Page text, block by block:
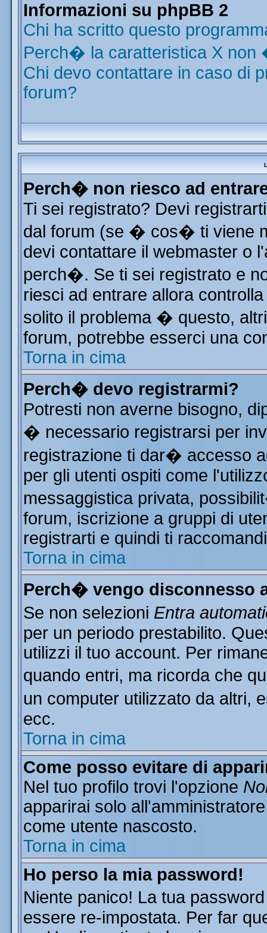
Informazioni su phpBB 2
Chi ha scritto questo
Perch� la caratteristica X non
Chi devo contattare in caso di
forum?
Perch� non riesco ad
Ti sei registrato? Devi
dal forum (se � cos� ti viene
devi contattare il webmaster o
perch�. Se ti sei registrato e
riesci ad entrare allora
solito il problema � questo,
forum, potrebbe esserci una
Torna in cima
Perch� devo registrarmi?
Potresti non averne bisogno,
� necessario registrarsi per
registrazione ti dar� accesso
per gli utenti ospiti come
messaggistica privata,
forum, iscrizione a gruppi di
registrarti e quindi ti
Torna in cima
Perch� vengo disconnesso
Se non selezioni Entra
per un periodo prestabilito.
utilizzi il tuo account. Per
quando entri, ma ricorda che
un computer utilizzato da
ecc.
Torna in cima
Come posso evitare di
Nel tuo profilo trovi l'opzione
apparirai solo
come utente nascosto.
Torna in cima
Ho perso la mia password!
Niente panico! La tua
essere re-impostata. Per far